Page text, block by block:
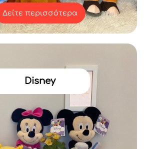
Δείτε περισσότερα
Disney